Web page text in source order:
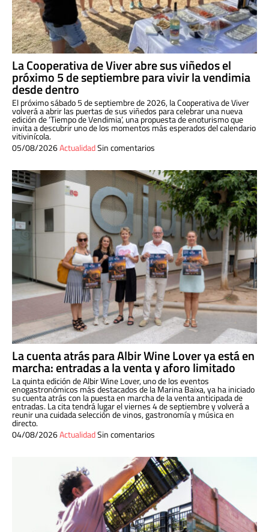
La Cooperativa de Viver abre sus viñedos el
próximo 5 de septiembre para vivir la vendimia
desde dentro
El próximo sábado 5 de septiembre de 2026, la Cooperativa de Viver
volverá a abrir las puertas de sus viñedos para celebrar una nueva
edición de ‘Tiempo de Vendimia’, una propuesta de enoturismo que
invita a descubrir uno de los momentos más esperados del calendario
vitivinícola.
05/08/2026ActualidadSin comentarios
La cuenta atrás para Albir Wine Lover ya está en
marcha: entradas a la venta y aforo limitado
La quinta edición de Albir Wine Lover, uno de los eventos
enogastronómicos más destacados de la Marina Baixa, ya ha iniciado
su cuenta atrás con la puesta en marcha de la venta anticipada de
entradas. La cita tendrá lugar el viernes 4 de septiembre y volverá a
reunir una cuidada selección de vinos, gastronomía y música en
directo.
04/08/2026ActualidadSin comentarios